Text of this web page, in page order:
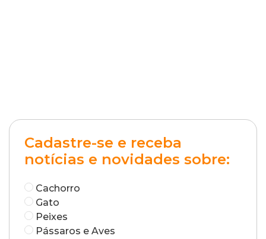
Cadastre-se e receba
notícias e novidades sobre:
Cachorro
Gato
Peixes
Pássaros e Aves